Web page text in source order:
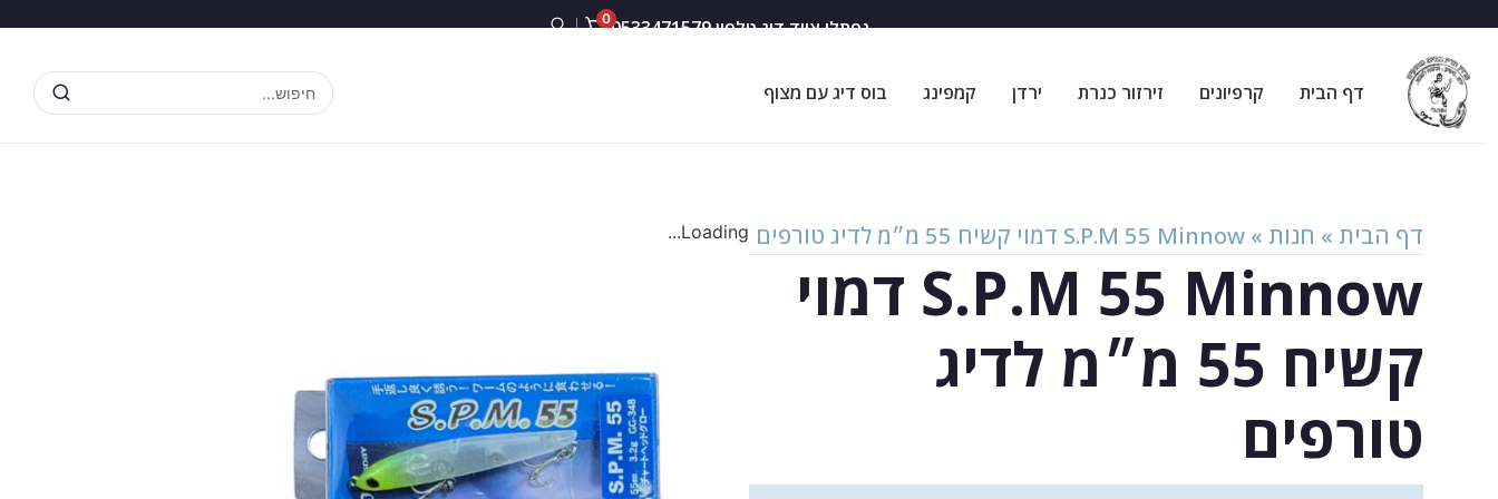
נפתלי ציוד דיג טלפון 0533471579 0
דף הבית קרפיונים זירזור כנרת ירדן קמפינג בוס דיג עם מצוף חיפוש...
Loading... דף הבית » חנות »S.P.M 55 Minnow דמוי קשיח 55 מ״מ לדיג טורפים
S.P.M 55 Minnow דמוי
קשיח 55 מ״מ לדיג
טורפים